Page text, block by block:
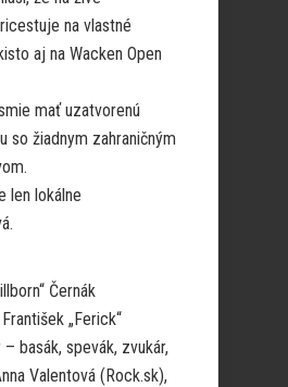
na vlastné
aj na Wacken Open
mať uzatvorenú
so žiadnym zahraničným
len lokálne
Černák
„Ferick“
basák, spevák, zvukár,
Valentová (Rock.sk),